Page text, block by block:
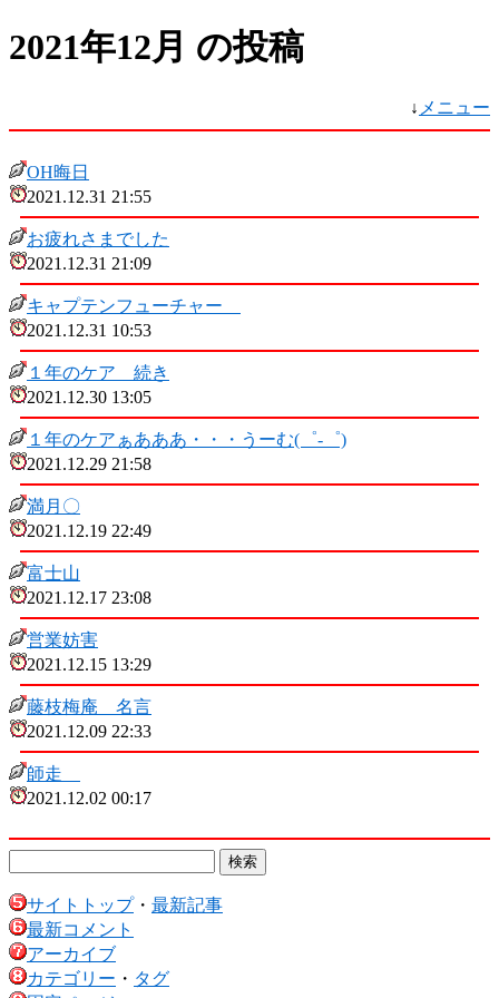
2021年12月 の投稿
↓ メニュー
OH晦日
2021.12.31 21:55
お疲れさまでした
2021.12.31 21:09
キャプテンフューチャー
2021.12.31 10:53
１年のケア 続き
2021.12.30 13:05
１年のケアぁあああ・・・うーむ(゜-゜)
2021.12.29 21:58
満月〇
2021.12.19 22:49
富士山
2021.12.17 23:08
営業妨害
2021.12.15 13:29
藤枝梅庵 名言
2021.12.09 22:33
師走
2021.12.02 00:17
サイトトップ・ 最新記事
最新コメント
アーカイブ
カテゴリー ・ タグ